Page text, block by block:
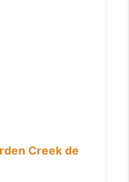
Creek de